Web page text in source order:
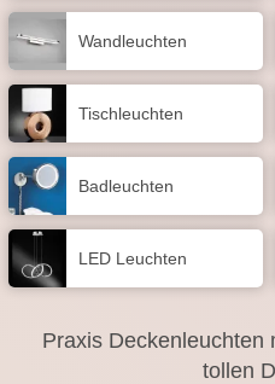
Wand­leuchten
Tisch­leuchten
Badleuchten
LED Leuchten
Praxis Deckenleuchten
tollen